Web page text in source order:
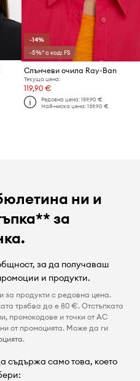
-14%
-5%* с код: FS
Слънчеви очила Ray-Ban
Текуща цена:
119,90 €
Редовна цена: 159,90 €
Най-ниска цена: 139,90 €
ни и
за
за да получаваш
и продукти.
за продукти с редовна цена.
трябва да е 80 €. Отстъпката
промокодове и точки от AC
от промоцията. Може да ги
.
съдържа само това, което